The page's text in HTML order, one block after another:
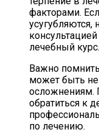
факторами.
усугубляются,
лечебный курс.
Важно
может быть
осложнениям.
обратиться к
по лечению.